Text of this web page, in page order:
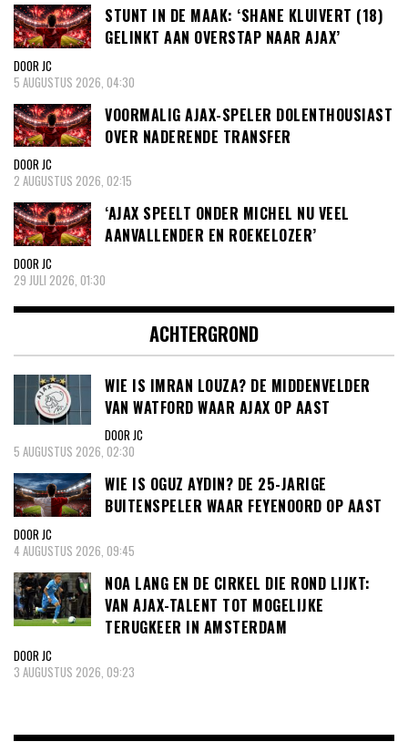
STUNT IN DE MAAK: ‘SHANE KLUIVERT (18)
GELINKT AAN OVERSTAP NAAR AJAX’
DOOR JC
5 AUGUSTUS 2026, 04:30
VOORMALIG AJAX-SPELER DOLENTHOUSIAST
OVER NADERENDE TRANSFER
DOOR JC
2 AUGUSTUS 2026, 02:15
‘AJAX SPEELT ONDER MICHEL NU VEEL
AANVALLENDER EN ROEKELOZER’
DOOR JC
29 JULI 2026, 01:30
ACHTERGROND
WIE IS IMRAN LOUZA? DE MIDDENVELDER
VAN WATFORD WAAR AJAX OP AAST
DOOR JC
5 AUGUSTUS 2026, 02:30
WIE IS OGUZ AYDIN? DE 25-JARIGE
BUITENSPELER WAAR FEYENOORD OP AAST
DOOR JC
4 AUGUSTUS 2026, 09:45
NOA LANG EN DE CIRKEL DIE ROND LIJKT:
VAN AJAX-TALENT TOT MOGELIJKE
TERUGKEER IN AMSTERDAM
DOOR JC
3 AUGUSTUS 2026, 09:23